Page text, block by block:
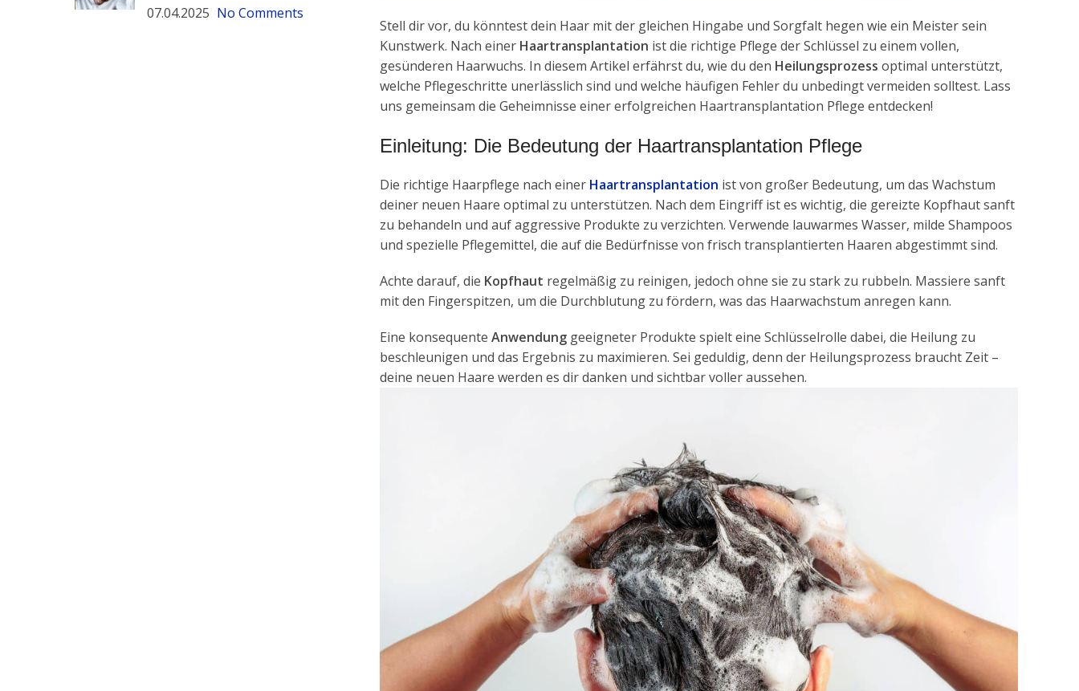
Stell dir vor, du könntest dein Haar mit der gleichen Hingabe und Sorgfalt hegen wie ein Meister sein
Kunstwerk. Nach einer Haartransplantation ist die richtige Pflege der Schlüssel zu einem vollen,
gesünderen Haarwuchs. In diesem Artikel erfährst du, wie du den Heilungsprozess optimal unterstützt,
welche Pflegeschritte unerlässlich sind und welche häufigen Fehler du unbedingt vermeiden solltest. Lass
uns gemeinsam die Geheimnisse einer erfolgreichen Haartransplantation Pflege entdecken!
Einleitung: Die Bedeutung der Haartransplantation Pflege
Die richtige Haarpflege nach einer Haartransplantation ist von großer Bedeutung, um das Wachstum
deiner neuen Haare optimal zu unterstützen. Nach dem Eingriff ist es wichtig, die gereizte Kopfhaut sanft
zu behandeln und auf aggressive Produkte zu verzichten. Verwende lauwarmes Wasser, milde Shampoos
und spezielle Pflegemittel, die auf die Bedürfnisse von frisch transplantierten Haaren abgestimmt sind.
Achte darauf, die Kopfhaut regelmäßig zu reinigen, jedoch ohne sie zu stark zu rubbeln. Massiere sanft
mit den Fingerspitzen, um die Durchblutung zu fördern, was das Haarwachstum anregen kann.
Eine konsequenteAnwendung geeigneter Produkte spielt eine Schlüsselrolle dabei, die Heilung zu
beschleunigen und das Ergebnis zu maximieren. Sei geduldig, denn der Heilungsprozess braucht Zeit –
deine neuen Haare werden es dir danken und sichtbar voller aussehen.
07.04.2025 No Comments